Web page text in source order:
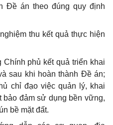
Đề án theo đúng quy định
thu kết quả thực hiện
phủ kết quả triển khai
sau khi hoàn thành Đề án;
chỉ đạo việc quản lý, khai
đảm sử dụng bền vững,
bề mặt đất.